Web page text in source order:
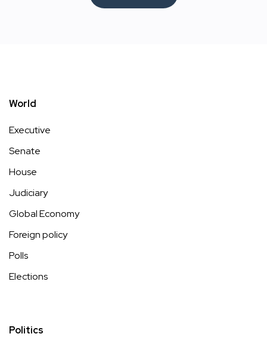
World
Executive
Senate
House
Judiciary
Global Economy
Foreign policy
Polls
Elections
Politics